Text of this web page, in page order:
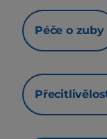
Péče o zuby